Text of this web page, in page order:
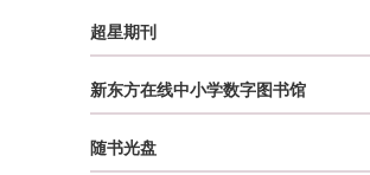
超星期刊
新东方在线中小学数字图书馆
随书光盘